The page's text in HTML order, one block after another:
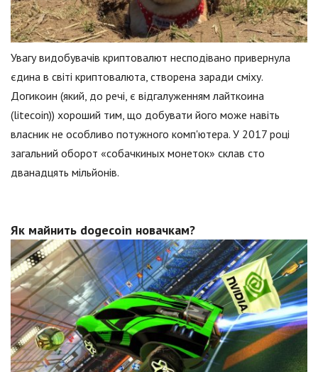
Увагу видобувачів криптовалют несподівано привернула
єдина в світі криптовалюта, створена заради сміху.
Догикоин (який, до речі, є відгалуженням лайткоина
(litecoin)) хороший тим, що добувати його може навіть
власник не особливо потужного комп'ютера. У 2017 році
загальний оборот «собачкиных монеток» склав сто
дванадцять мільйонів.
Як майнить dogecoin новачкам?